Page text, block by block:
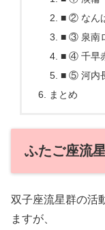
■ ② なん
■ ③ 泉南
■ ④ 千早
■ ⑤ 河内
まとめ
ふたご座流
双子座流星群の活
ますが、